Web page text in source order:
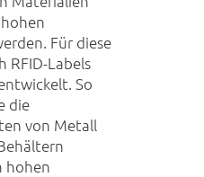
Für diese
RFID-Labels
So
die
von Metall
hohen